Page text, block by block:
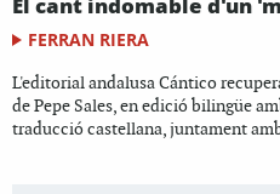
FERRAN RIERA
L'editorial andalusa Cántico
de Pepe Sales, en edició bilingüe
traducció castellana, juntament